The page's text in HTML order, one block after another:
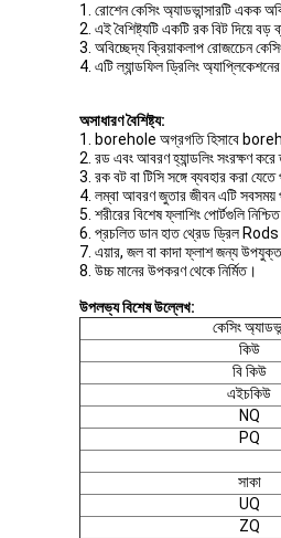
1. রোশেন কেসিং অ্যাডভান্সারটি একক
2. এই বৈশিষ্ট্যটি একটি রক বিট দিয়ে বড়
3. অবিচ্ছেদ্য ক্রিয়াকলাপ রোজচেেন
4. এটি ল্যান্ডফিল ড্রিলিং
অসাধারণ বৈশিষ্ট্য:
1. borehole অগ্রগতি হিসাবে
2. রড এবং আবরণ হ্যান্ডলিং সংরক্ষণ
3. রক বট বা টিসি সঙ্গে ব্যবহার করা যেতে
4. লম্বা আবরণ জুতার জীবন এটি সবসময়
5. শরীরের বিশেষ ফ্লাশিং পোর্টগুলি
6. প্রচলিত ডান হাত থ্রেড ড্রিল
7. এয়ার, জল বা কাদা ফ্লাশ জন্য
8. উচ্চ মানের উপকরণ থেকে নির্মিত।
উপলভ্য বিশেষ উল্লেখ:
কেসিং
কিউ
বি কিউ
এইচকিউ
NQ
PQ
সাকা
UQ
ZQ